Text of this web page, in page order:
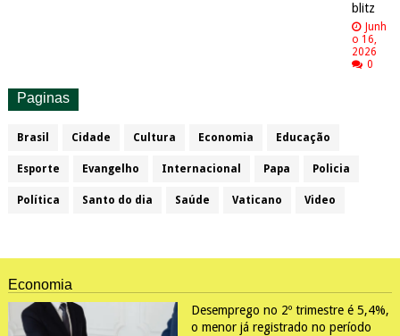
blitz
Junh
o 16,
2026
0
Paginas
Brasil Cidade Cultura Economia Educação
Esporte Evangelho Internacional Papa Policia
Política Santo do dia Saúde Vaticano Video
Economia
Desemprego no 2º trimestre é 5,4%,
o menor já registrado no período